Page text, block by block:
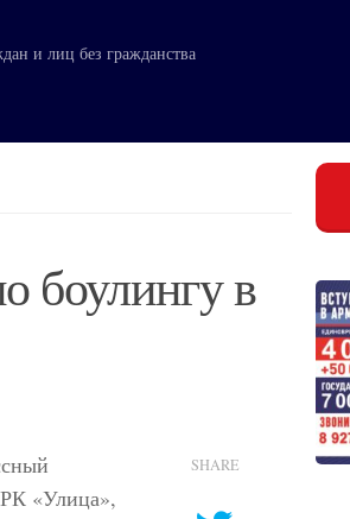
и лиц без гражданства
боулингу в
«Улица»,
SHARE